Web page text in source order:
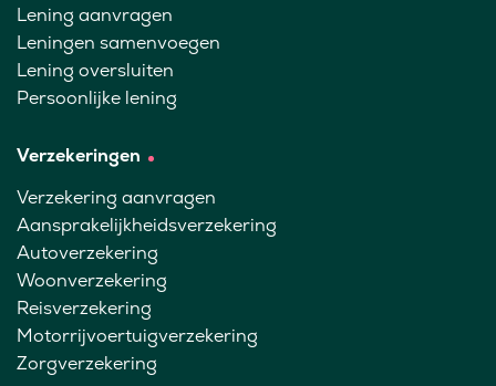
Lening aanvragen
Leningen samenvoegen
Lening oversluiten
Persoonlijke lening
Verzekeringen
Verzekering aanvragen
Aansprakelijkheidsverzekering
Autoverzekering
Woonverzekering
Reisverzekering
Motorrijvoertuigverzekering
Zorgverzekering